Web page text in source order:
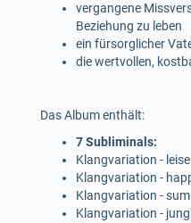
vergangene
Beziehung zu leben
ein fürsorglicher
die wertvollen,
Das Album enthält:
7 Subliminals:
Klangvariation -
Klangvariation -
Klangvariation -
Klangvariation -